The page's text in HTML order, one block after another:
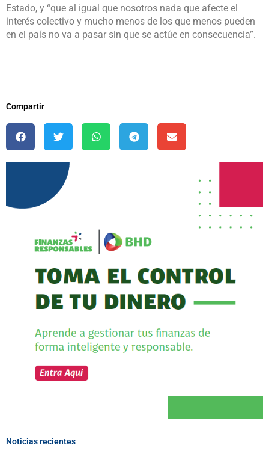
Estado, y “que al igual que nosotros nada que afecte el
interés colectivo y mucho menos de los que menos pueden
en el país no va a pasar sin que se actúe en consecuencia”.
Compartir
Noticias recientes